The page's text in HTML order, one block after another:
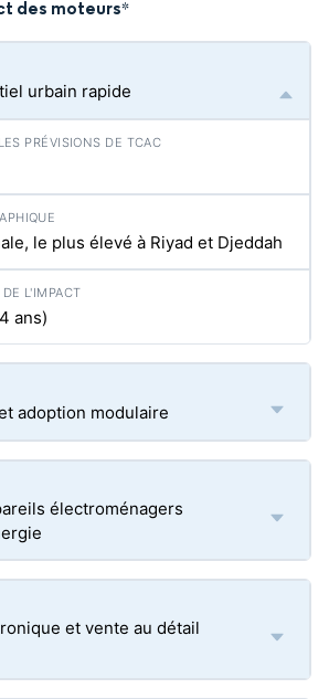
des moteurs*
urbain rapide
le plus élevé à Riyad et Djeddah
ans)
adoption modulaire
électroménagers
et vente au détail